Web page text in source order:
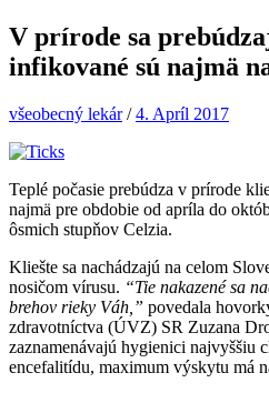
V prírode sa
infikované sú najmä
všeobecný lekár/4. Apríl 2017
Teplé počasie prebúdza v prírode
najmä pre obdobie od apríla do
ôsmich stupňov Celzia.
Kliešte sa nachádzajú na celom
nosičom vírusu. “Tie nakazené sa
brehov rieky Váh,” povedala
zdravotníctva (ÚVZ) SR Zuzana
zaznamenávajú hygienici najvyššiu
encefalitídu, maximum výskytu má